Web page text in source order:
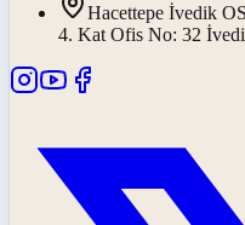
Hacettepe İvedik
4. Kat Ofis No: 32